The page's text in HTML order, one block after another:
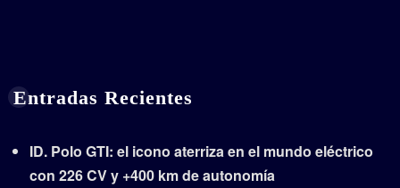
Entradas Recientes
ID. Polo GTI: el icono aterriza en el mundo eléctrico
con 226 CV y +400 km de autonomía